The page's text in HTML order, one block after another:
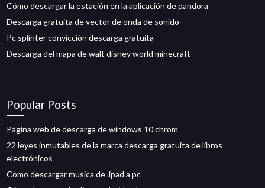
Cómo descargar la estación en la aplicación de pandora
Descarga gratuita de vector de onda de sonido
Pc splinter convicción descarga gratuita
Descarga del mapa de walt disney world minecraft
Popular Posts
Página web de descarga de windows 10 chrom
22 leyes inmutables de la marca descarga gratuita de libros
electrónicos
Como descargar musica de .ipad a pc